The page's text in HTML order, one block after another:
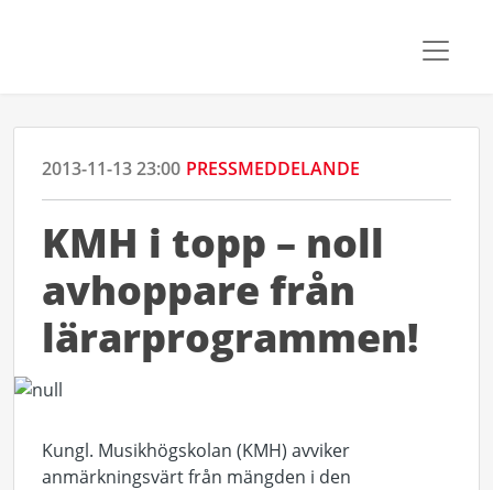
2013-11-13 23:00 PRESSMEDDELANDE
KMH i topp – noll
avhoppare från
lärarprogrammen!
Kungl. Musikhögskolan (KMH) avviker
anmärkningsvärt från mängden i den